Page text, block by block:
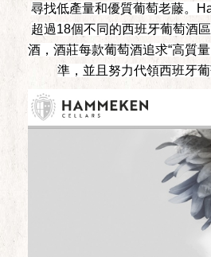
尋找低產量和優質葡萄老藤。
超過18個不同的西班牙葡萄酒
酒，酒莊每款葡萄酒追求“高質
準，並且努力代領西班牙葡